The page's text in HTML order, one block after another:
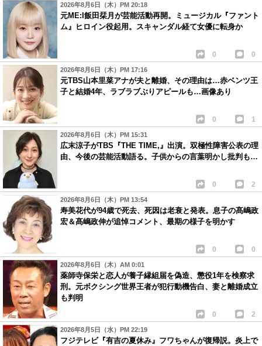
2026年8月6日（木）PM 20:18
元ME:I飯田栞月が芸能活動再開。ミュージカル『ファント
ム』ヒロイン役起用。スキャンダル経て女優に転身か
0 0
2026年8月6日（木）PM 17:16
元TBS山本里菜アナが夫と離婚、その理由は…赤ベンツ王
子と結婚4年、ラブラブぶりアピールも…画像あり
0 1
2026年8月6日（木）PM 15:31
広末涼子がTBS『THE TIME,』出演。双極性障害公表の理
由、今後の芸能活動語る。子供からの言葉明かし批判も…
0 2
2026年8月6日（木）PM 13:54
寿美花代が94歳で死去、死因は老衰と発表。息子の髙嶋政
宏＆髙嶋政伸が追悼コメント、最期の様子を明かす
0 0
2026年8月6日（木）AM 0:01
薬師寺保栄と恋人が養子縁組届を偽造、懲役1年を検察求
刑。元ボクシング世界王者が犯行動機告白、妻と離婚成立
も判明
0 2
2026年8月5日（水）PM 22:19
フジテレビ『有吉の夏休み』フワちゃんが復帰説。炎上で